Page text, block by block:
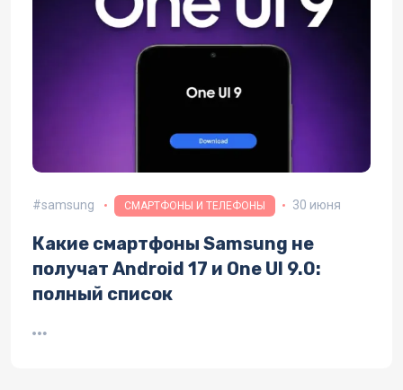
samsung СМАРТФОНЫ И ТЕЛЕФОНЫ 30 июня
Какие смартфоны Samsung не
получат Android 17 и One UI 9.0:
полный список